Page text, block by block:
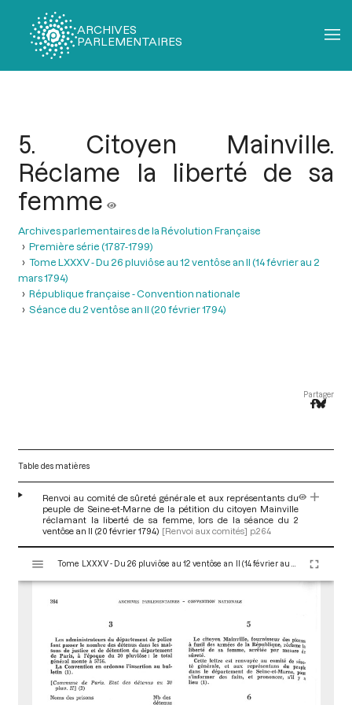
ARCHIVES
PARLEMENTAIRES
5. Citoyen Mainville.
Réclame la liberté de sa
femme
Archives parlementaires de la Révolution Française
Première série (1787-1799)
Tome LXXXV - Du 26 pluviôse au 12 ventôse an II (14 février au 2
mars 1794)
République française - Convention nationale
Séance du 2 ventôse an II (20 février 1794)
Partager
Table des matières
Renvoi au comité de sûreté générale et aux représentants du
peuple de Seine-et-Marne de la pétition du citoyen Mainville
réclamant la liberté de sa femme, lors de la séance du 2
ventôse an II (20 février 1794) [Renvoi aux comités] p.264
s